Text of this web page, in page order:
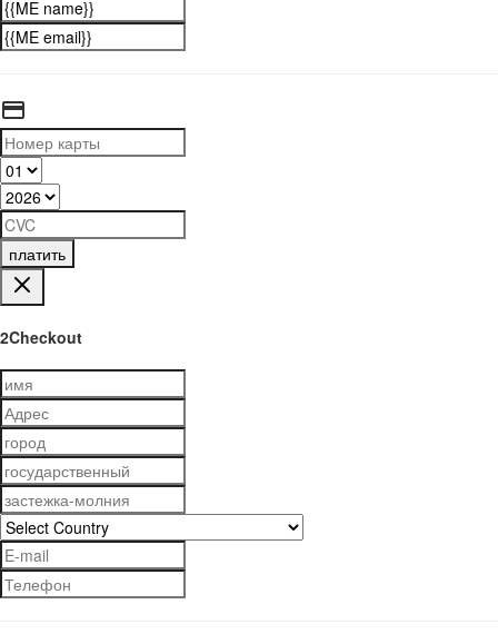
платить
2Checkout